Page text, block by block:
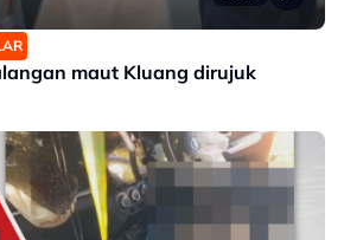
maut Kluang dirujuk